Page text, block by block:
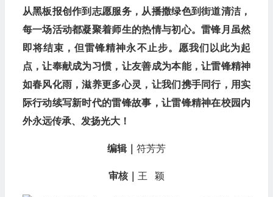
从黑板报创作到志愿服务，从播撒绿色到街道清洁，
每一场活动都凝聚着师生的热情与初心。雷锋月虽然
即将结束，但雷锋精神永不止步。愿我们以此为起
点，让奉献成为习惯，让友善成为本能，让雷锋精神
如春风化雨，滋养更多心灵，让我们携手同行，用实
际行动续写新时代的雷锋故事，让雷锋精神在校园内
外永远传承、发扬光大！
编辑｜ 符芳芳
审核｜ 王 颖